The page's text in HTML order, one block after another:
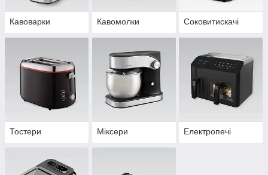
Кавоварки Кавомолки Соковитискачі
Тостери Міксери Електропечі